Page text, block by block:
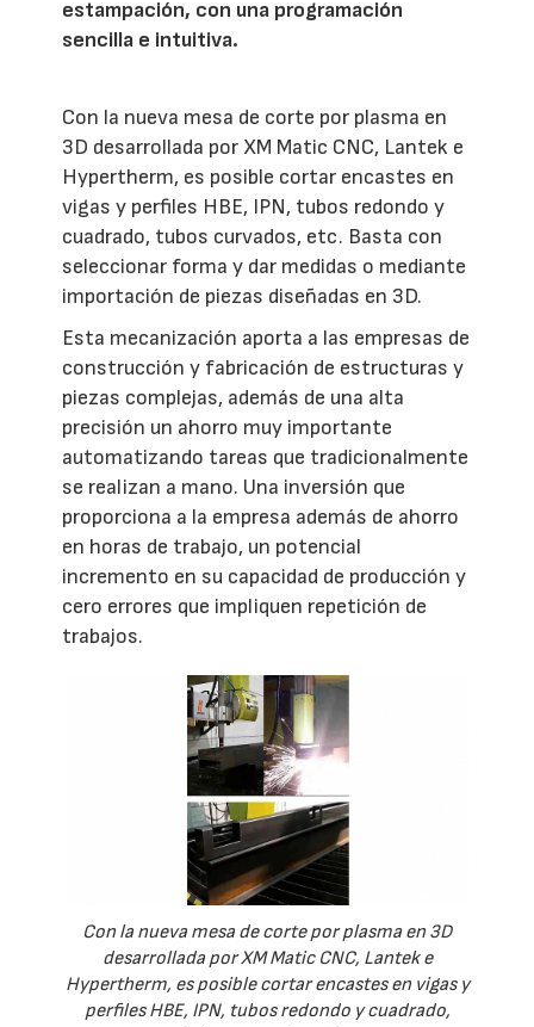
estampación, con una programación
sencilla e intuitiva.
Con la nueva mesa de corte por plasma en
3D desarrollada por XM Matic CNC, Lantek e
Hypertherm, es posible cortar encastes en
vigas y perfiles HBE, IPN, tubos redondo y
cuadrado, tubos curvados, etc. Basta con
seleccionar forma y dar medidas o mediante
importación de piezas diseñadas en 3D.
Esta mecanización aporta a las empresas de
construcción y fabricación de estructuras y
piezas complejas, además de una alta
precisión un ahorro muy importante
automatizando tareas que tradicionalmente
se realizan a mano. Una inversión que
proporciona a la empresa además de ahorro
en horas de trabajo, un potencial
incremento en su capacidad de producción y
cero errores que impliquen repetición de
trabajos.
Con la nueva mesa de corte por plasma en 3D
desarrollada por XM Matic CNC, Lantek e
Hypertherm, es posible cortar encastes en vigas y
perfiles HBE, IPN, tubos redondo y cuadrado,